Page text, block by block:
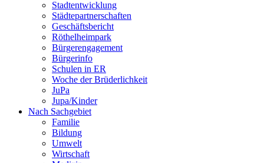
Stadtentwicklung
Städtepartnerschaften
Geschäftsbericht
Röthelheimpark
Bürgerengagement
Bürgerinfo
Schulen in ER
Woche der Brüderlichkeit
JuPa
Jupa/Kinder
Nach Sachgebiet
Familie
Bildung
Umwelt
Wirtschaft